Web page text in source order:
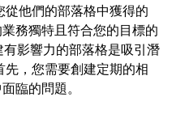
他們的部落格中獲得的
務獨特且符合您的目標的
有影響力的部落格是吸引潛
，您需要創建定期的相
臨的問題。